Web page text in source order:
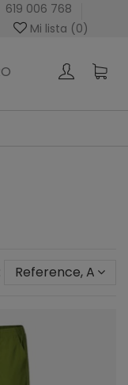
Sanitario
619 006 768
Mi lista (0)
Reference, A to Z